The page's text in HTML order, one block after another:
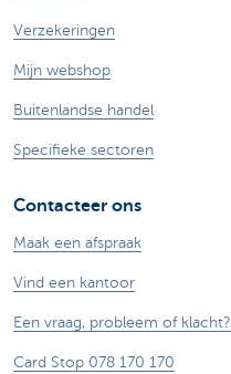
Verzekeringen
Mijn webshop
Buitenlandse handel
Specifieke sectoren
Contacteer ons
Maak een afspraak
Vind een kantoor
Een vraag, probleem of klacht?
Card Stop 078 170 170